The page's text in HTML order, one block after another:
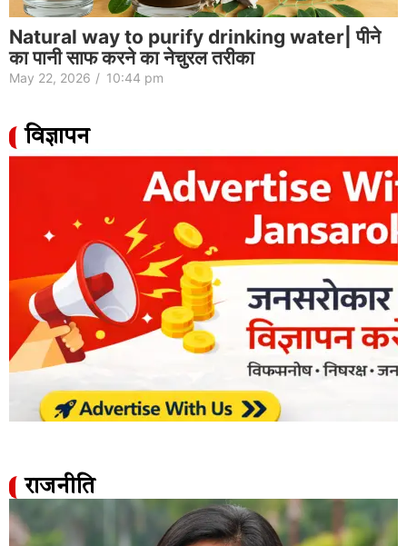
Natural way to purify drinking water| पीने
का पानी साफ करने का नेचुरल तरीका
May 22, 2026 / 10:44 pm
विज्ञापन
राजनीति